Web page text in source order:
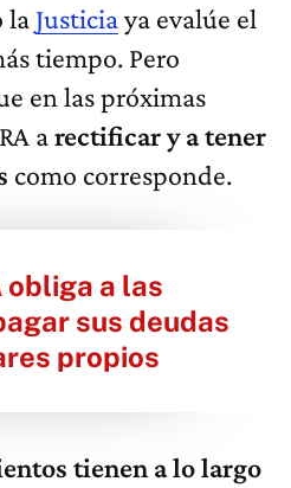
la Justiciaya evalúe el
tiempo. Pero
en las próximas
arectificar y a tener
como corresponde.
obliga a las
sus deudas
propios
tienen a lo largo